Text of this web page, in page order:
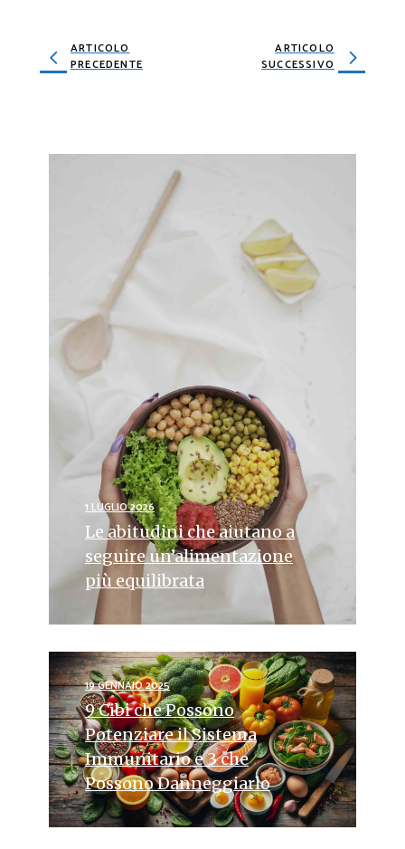
ARTICOLO
PRECEDENTE
ARTICOLO
SUCCESSIVO
1 LUGLIO 2026
Le abitudini che aiutano a
seguire un’alimentazione
più equilibrata
19 GENNAIO 2025
9 Cibi che Possono
Potenziare il Sistema
Immunitario e 3 che
Possono Danneggiarlo